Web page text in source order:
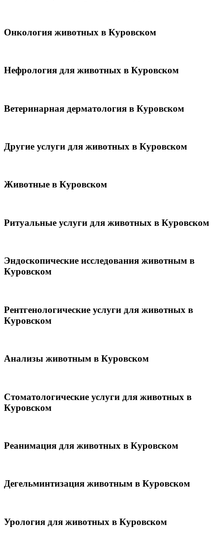
Онкология животных в Куровском
Нефрология для животных в Куровском
Ветеринарная дерматология в Куровском
Другие услуги для животных в Куровском
Животные в Куровском
Ритуальные услуги для животных в Куровском
Эндоскопические исследования животным в
Куровском
Рентгенологические услуги для животных в
Куровском
Анализы животным в Куровском
Стоматологические услуги для животных в
Куровском
Реанимация для животных в Куровском
Дегельминтизация животным в Куровском
Урология для животных в Куровском